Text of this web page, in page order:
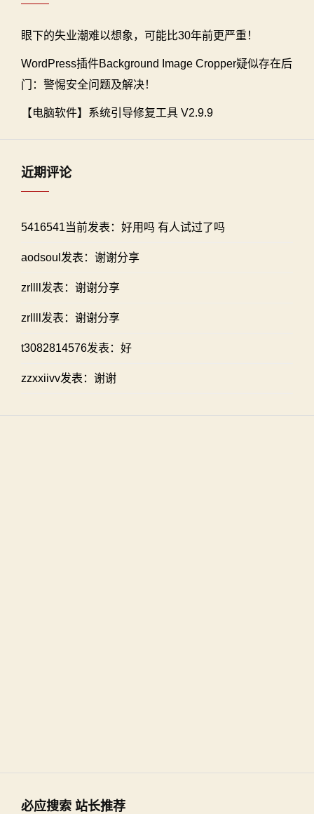
眼下的失业潮难以想象，可能比30年前更严重！
WordPress插件Background Image Cropper疑似存在后
门：警惕安全问题及解决！
【电脑软件】系统引导修复工具 V2.9.9
近期评论
5416541当前发表：好用吗 有人试过了吗
aodsoul发表：谢谢分享
zrllll发表：谢谢分享
zrllll发表：谢谢分享
t3082814576发表：好
zzxxiivv发表：谢谢
必应搜索 站长推荐